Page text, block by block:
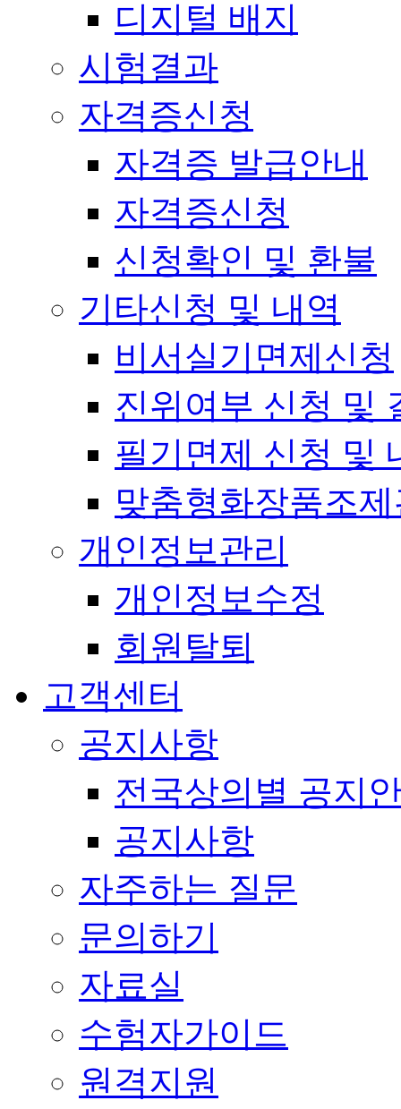
디지털 배지
시험결과
자격증신청
자격증 발급안내
자격증신청
신청확인 및 환불
기타신청 및 내역
비서실기면제신청
진위여부 신청 및
필기면제 신청 및
맞춤형화장품조
개인정보관리
개인정보수정
회원탈퇴
고객센터
공지사항
전국상의별 공지
공지사항
자주하는 질문
문의하기
자료실
수험자가이드
원격지원